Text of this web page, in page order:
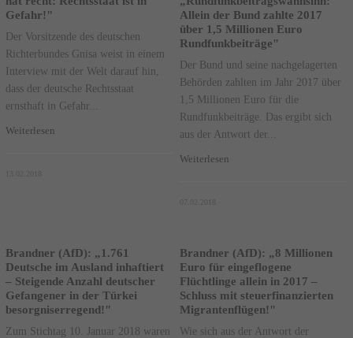
Gefahr!"
Der Vorsitzende des deutschen
Richterbundes Gnisa weist in einem
Interview mit der Welt darauf hin,
dass der deutsche Rechtsstaat
ernsthaft in Gefahr...
Weiterlesen
Allein der Bund zahlte 2017
über 1,5 Millionen Euro
Rundfunkbeiträge"
Der Bund und seine nachgelagerten
Behörden zahlten im Jahr 2017 über
1,5 Millionen Euro für die
Rundfunkbeiträge. Das ergibt sich
aus der Antwort der...
Weiterlesen
Brandner (AfD): „1.761
Deutsche im Ausland inhaftiert
– Steigende Anzahl deutscher
Gefangener in der Türkei
besorgniserregend!"
Zum Stichtag 10. Januar 2018 waren
Brandner (AfD): „8 Millionen
Euro für eingeflogene
Flüchtlinge allein in 2017 –
Schluss mit steuerfinanzierten
Migrantenflügen!"
Wie sich aus der Antwort der